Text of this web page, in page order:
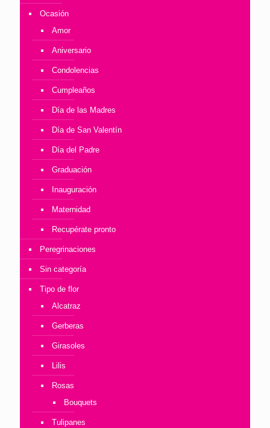
Ocasión
Amor
Aniversario
Condolencias
Cumpleaños
Día de las Madres
Día de San Valentín
Día del Padre
Graduación
Inauguración
Maternidad
Recupérate pronto
Peregrinaciones
Sin categoría
Tipo de flor
Alcatraz
Gerberas
Girasoles
Lilis
Rosas
Bouquets
Tulipanes